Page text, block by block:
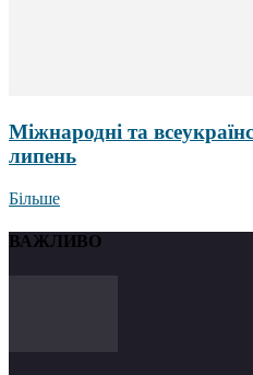
Міжнародні та
липень
Більше
ВАЖЛИВО